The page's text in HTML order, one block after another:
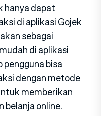
hanya dapat
di aplikasi Gojek
sebagai
di aplikasi
pengguna bisa
dengan metode
memberikan
belanja online.